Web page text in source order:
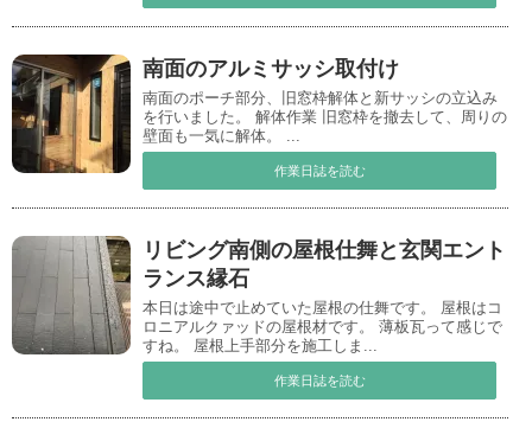
南面のアルミサッシ取付け
南面のポーチ部分、旧窓枠解体と新サッシの立込み
を行いました。 解体作業 旧窓枠を撤去して、周りの
壁面も一気に解体。 ...
作業日誌を読む
リビング南側の屋根仕舞と玄関エント
ランス縁石
本日は途中で止めていた屋根の仕舞です。 屋根はコ
ロニアルクァッドの屋根材です。 薄板瓦って感じで
すね。 屋根上手部分を施工しま...
作業日誌を読む